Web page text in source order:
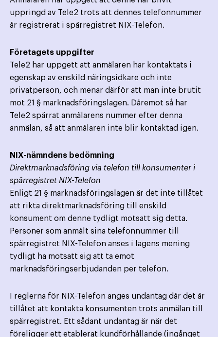
uppringd av Tele2 trots att dennes telefonnummer
är registrerat i spärregistret NIX-Telefon.
Företagets uppgifter
Tele2 har uppgett att anmälaren har kontaktats i
egenskap av enskild näringsidkare och inte
privatperson, och menar därför att man inte brutit
mot 21 § marknadsföringslagen. Däremot så har
Tele2 spärrat anmälarens nummer efter denna
anmälan, så att anmälaren inte blir kontaktad igen.
NIX-nämndens bedömning
Direktmarknadsföring via telefon till konsumenter i
spärregistret NIX-Telefon
Enligt 21 § marknadsföringslagen är det inte tillåtet
att rikta direktmarknadsföring till enskild
konsument om denne tydligt motsatt sig detta.
Personer som anmält sina telefonnummer till
spärregistret NIX-Telefon anses i lagens mening
tydligt ha motsatt sig att ta emot
marknadsföringserbjudanden per telefon.
I reglerna för NIX-Telefon anges undantag där det är
tillåtet att kontakta konsumenten trots anmälan till
spärregistret. Ett sådant undantag är när det
föreligger ett etablerat kundförhållande (ingånget